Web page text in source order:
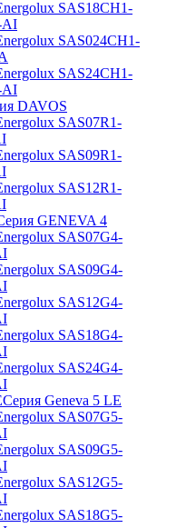
SAS18CH1-
AI
SAS024CH1-
SAS24CH1-
AI
DAVOS
SAS07R1-
SAS09R1-
SAS12R1-
GENEVA 4
SAS07G4-
SAS09G4-
SAS12G4-
SAS18G4-
SAS24G4-
Серия Geneva 5 LE
SAS07G5-
SAS09G5-
SAS12G5-
SAS18G5-